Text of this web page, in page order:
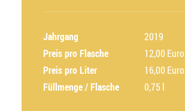
Jahrgang
2019
Preis pro Flasche
12,00 Euro
Preis pro Liter
16,00 Euro
Füllmenge / Flasche
0,75 l